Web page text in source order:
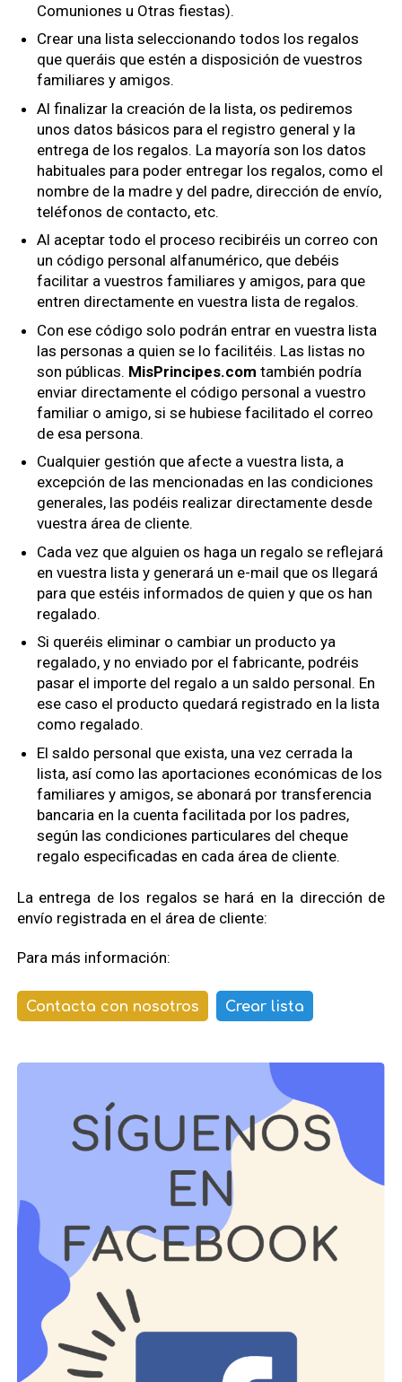
Comuniones u Otras fiestas).
Crear una lista seleccionando todos los regalos
que queráis que estén a disposición de vuestros
familiares y amigos.
Al finalizar la creación de la lista, os pediremos
unos datos básicos para el registro general y la
entrega de los regalos. La mayoría son los datos
habituales para poder entregar los regalos, como el
nombre de la madre y del padre, dirección de envío,
teléfonos de contacto, etc.
Al aceptar todo el proceso recibiréis un correo con
un código personal alfanumérico, que debéis
facilitar a vuestros familiares y amigos, para que
entren directamente en vuestra lista de regalos.
Con ese código solo podrán entrar en vuestra lista
las personas a quien se lo facilitéis. Las listas no
son públicas. MisPrincipes.com también podría
enviar directamente el código personal a vuestro
familiar o amigo, si se hubiese facilitado el correo
de esa persona.
Cualquier gestión que afecte a vuestra lista, a
excepción de las mencionadas en las condiciones
generales, las podéis realizar directamente desde
vuestra área de cliente.
Cada vez que alguien os haga un regalo se reflejará
en vuestra lista y generará un e-mail que os llegará
para que estéis informados de quien y que os han
regalado.
Si queréis eliminar o cambiar un producto ya
regalado, y no enviado por el fabricante, podréis
pasar el importe del regalo a un saldo personal. En
ese caso el producto quedará registrado en la lista
como regalado.
El saldo personal que exista, una vez cerrada la
lista, así como las aportaciones económicas de los
familiares y amigos, se abonará por transferencia
bancaria en la cuenta facilitada por los padres,
según las condiciones particulares del cheque
regalo especificadas en cada área de cliente.
La entrega de los regalos se hará en la dirección de
envío registrada en el área de cliente:
Para más información:
Contacta con nosotros Crear lista